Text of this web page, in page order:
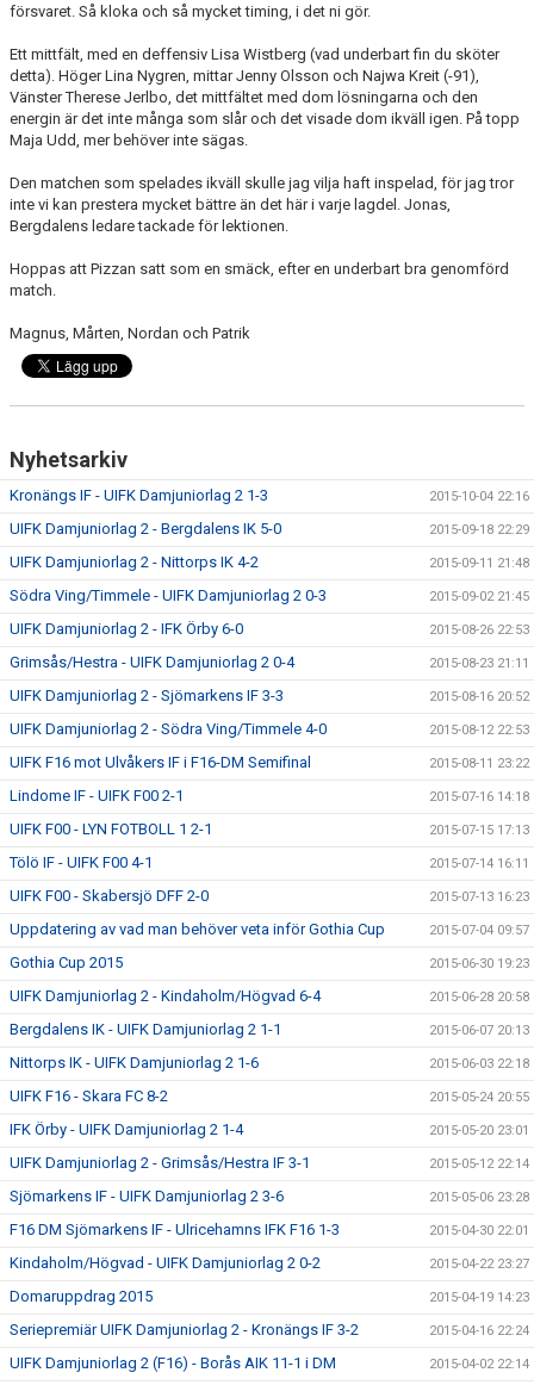
försvaret. Så kloka och så mycket timing, i det ni gör.
Ett mittfält, med en deffensiv Lisa Wistberg (vad underbart fin du sköter
detta). Höger Lina Nygren, mittar Jenny Olsson och Najwa Kreit (-91),
Vänster Therese Jerlbo, det mittfältet med dom lösningarna och den
energin är det inte många som slår och det visade dom ikväll igen. På topp
Maja Udd, mer behöver inte sägas.
Den matchen som spelades ikväll skulle jag vilja haft inspelad, för jag tror
inte vi kan prestera mycket bättre än det här i varje lagdel. Jonas,
Bergdalens ledare tackade för lektionen.
Hoppas att Pizzan satt som en smäck, efter en underbart bra genomförd
match.
Magnus, Mårten, Nordan och Patrik
Nyhetsarkiv
Kronängs IF - UIFK Damjuniorlag 2 1-3 2015-10-04 22:16
UIFK Damjuniorlag 2 - Bergdalens IK 5-0 2015-09-18 22:29
UIFK Damjuniorlag 2 - Nittorps IK 4-2 2015-09-11 21:48
Södra Ving/Timmele - UIFK Damjuniorlag 2 0-3 2015-09-02 21:45
UIFK Damjuniorlag 2 - IFK Örby 6-0 2015-08-26 22:53
Grimsås/Hestra - UIFK Damjuniorlag 2 0-4 2015-08-23 21:11
UIFK Damjuniorlag 2 - Sjömarkens IF 3-3 2015-08-16 20:52
UIFK Damjuniorlag 2 - Södra Ving/Timmele 4-0 2015-08-12 22:53
UIFK F16 mot Ulvåkers IF i F16-DM Semifinal 2015-08-11 23:22
Lindome IF - UIFK F00 2-1 2015-07-16 14:18
UIFK F00 - LYN FOTBOLL 1 2-1 2015-07-15 17:13
Tölö IF - UIFK F00 4-1 2015-07-14 16:11
UIFK F00 - Skabersjö DFF 2-0 2015-07-13 16:23
Uppdatering av vad man behöver veta inför Gothia Cup 2015-07-04 09:57
Gothia Cup 2015 2015-06-30 19:23
UIFK Damjuniorlag 2 - Kindaholm/Högvad 6-4 2015-06-28 20:58
Bergdalens IK - UIFK Damjuniorlag 2 1-1 2015-06-07 20:13
Nittorps IK - UIFK Damjuniorlag 2 1-6 2015-06-03 22:18
UIFK F16 - Skara FC 8-2 2015-05-24 20:55
IFK Örby - UIFK Damjuniorlag 2 1-4 2015-05-20 23:01
UIFK Damjuniorlag 2 - Grimsås/Hestra IF 3-1 2015-05-12 22:14
Sjömarkens IF - UIFK Damjuniorlag 2 3-6 2015-05-06 23:28
F16 DM Sjömarkens IF - Ulricehamns IFK F16 1-3 2015-04-30 22:01
Kindaholm/Högvad - UIFK Damjuniorlag 2 0-2 2015-04-22 23:27
Domaruppdrag 2015 2015-04-19 14:23
Seriepremiär UIFK Damjuniorlag 2 - Kronängs IF 3-2 2015-04-16 22:24
UIFK Damjuniorlag 2 (F16) - Borås AIK 11-1 i DM 2015-04-02 22:14